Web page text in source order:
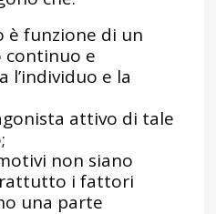
funzione di un
continuo e
e la
attivo di tale
non siano
i fattori
una parte